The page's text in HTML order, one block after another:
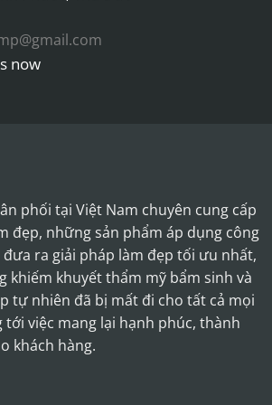
now
phối tại Việt Nam chuyên cung cấp
đẹp, những sản phẩm áp dụng công
ra giải pháp làm đẹp tối ưu nhất,
khiếm khuyết thẩm mỹ bẩm sinh và
tự nhiên đã bị mất đi cho tất cả mọi
việc mang lại hạnh phúc, thành
khách hàng.